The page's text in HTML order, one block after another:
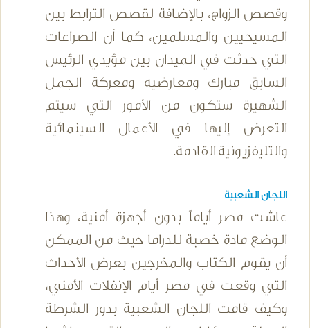
وقصص الزواج، بالإضافة لقصص الترابط بين
المسيحيين والمسلمين، كما أن الصراعات
التي حدثت في الميدان بين مؤيدي الرئيس
السابق مبارك ومعارضيه ومعركة الجمل
الشهيرة ستكون من الأمور التي سيتم
التعرض إليها في الأعمال السينمائية
والتليفزيونية القادمة.
اللجان الشعبية
عاشت مصر أياماً بدون أجهزة أمنية، وهذا
الوضع مادة خصبة للدراما حيث من الممكن
أن يقوم الكتاب والمخرجين بعرض الأحداث
التي وقعت في مصر أيام الإنفلات الأمني،
وكيف قامت اللجان الشعبية بدور الشرطة